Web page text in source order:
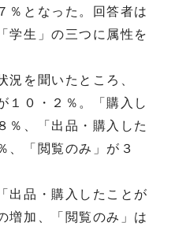
％となった。回答者は
学生」の三つに属性を
を聞いたところ、
１０・２％。「購入し
％、「出品・購入した
、「閲覧のみ」が３
出品・購入したことが
増加、「閲覧のみ」は